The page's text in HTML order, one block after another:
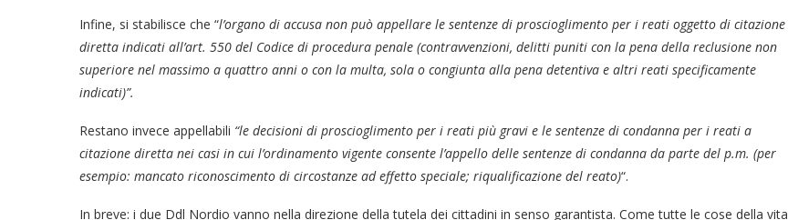
Infine, si stabilisce che “l’organo di accusa non può appellare le sentenze di proscioglimento per i reati oggetto di citazione
diretta indicati all’art. 550 del Codice di procedura penale (contravvenzioni, delitti puniti con la pena della reclusione non
superiore nel massimo a quattro anni o con la multa, sola o congiunta alla pena detentiva e altri reati specificamente
indicati)”.
Restano invece appellabili “le decisioni di proscioglimento per i reati più gravi e le sentenze di condanna per i reati a
citazione diretta nei casi in cui l’ordinamento vigente consente l’appello delle sentenze di condanna da parte del p.m. (per
esempio: mancato riconoscimento di circostanze ad effetto speciale; riqualificazione del reato)“.
In breve: i due Ddl Nordio vanno nella direzione della tutela dei cittadini in senso garantista. Come tutte le cose della vita